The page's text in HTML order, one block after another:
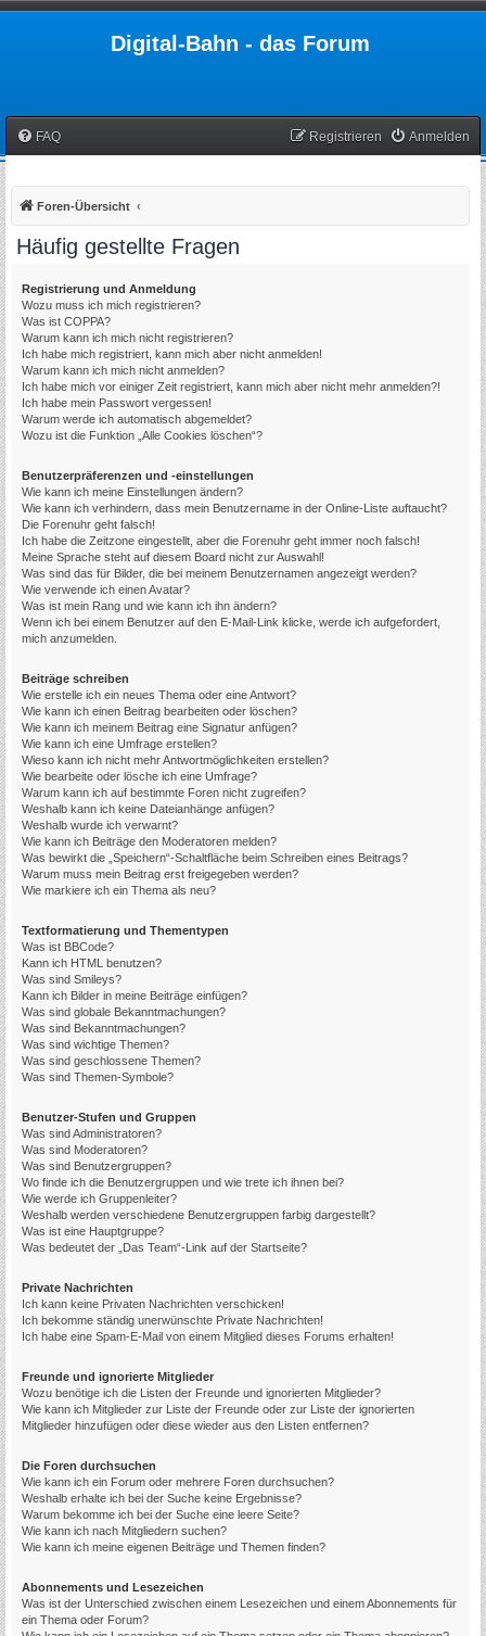
Digital-Bahn - das Forum
FAQ Anmelden
Registrieren
Foren-Übersicht
Häufig gestellte Fragen
Registrierung und Anmeldung
Wozu muss ich mich registrieren?
Was ist COPPA?
Warum kann ich mich nicht registrieren?
Ich habe mich registriert, kann mich aber nicht anmelden!
Warum kann ich mich nicht anmelden?
Ich habe mich vor einiger Zeit registriert, kann mich aber nicht mehr anmelden?!
Ich habe mein Passwort vergessen!
Warum werde ich automatisch abgemeldet?
Wozu ist die Funktion „Alle Cookies löschen“?
Benutzerpräferenzen und -einstellungen
Wie kann ich meine Einstellungen ändern?
Wie kann ich verhindern, dass mein Benutzername in der Online-Liste auftaucht?
Die Forenuhr geht falsch!
Ich habe die Zeitzone eingestellt, aber die Forenuhr geht immer noch falsch!
Meine Sprache steht auf diesem Board nicht zur Auswahl!
Was sind das für Bilder, die bei meinem Benutzernamen angezeigt werden?
Wie verwende ich einen Avatar?
Was ist mein Rang und wie kann ich ihn ändern?
Wenn ich bei einem Benutzer auf den E-Mail-Link klicke, werde ich aufgefordert,
mich anzumelden.
Beiträge schreiben
Wie erstelle ich ein neues Thema oder eine Antwort?
Wie kann ich einen Beitrag bearbeiten oder löschen?
Wie kann ich meinem Beitrag eine Signatur anfügen?
Wie kann ich eine Umfrage erstellen?
Wieso kann ich nicht mehr Antwortmöglichkeiten erstellen?
Wie bearbeite oder lösche ich eine Umfrage?
Warum kann ich auf bestimmte Foren nicht zugreifen?
Weshalb kann ich keine Dateianhänge anfügen?
Weshalb wurde ich verwarnt?
Wie kann ich Beiträge den Moderatoren melden?
Was bewirkt die „Speichern“-Schaltfläche beim Schreiben eines Beitrags?
Warum muss mein Beitrag erst freigegeben werden?
Wie markiere ich ein Thema als neu?
Textformatierung und Thementypen
Was ist BBCode?
Kann ich HTML benutzen?
Was sind Smileys?
Kann ich Bilder in meine Beiträge einfügen?
Was sind globale Bekanntmachungen?
Was sind Bekanntmachungen?
Was sind wichtige Themen?
Was sind geschlossene Themen?
Was sind Themen-Symbole?
Benutzer-Stufen und Gruppen
Was sind Administratoren?
Was sind Moderatoren?
Was sind Benutzergruppen?
Wo finde ich die Benutzergruppen und wie trete ich ihnen bei?
Wie werde ich Gruppenleiter?
Weshalb werden verschiedene Benutzergruppen farbig dargestellt?
Was ist eine Hauptgruppe?
Was bedeutet der „Das Team“-Link auf der Startseite?
Private Nachrichten
Ich kann keine Privaten Nachrichten verschicken!
Ich bekomme ständig unerwünschte Private Nachrichten!
Ich habe eine Spam-E-Mail von einem Mitglied dieses Forums erhalten!
Freunde und ignorierte Mitglieder
Wozu benötige ich die Listen der Freunde und ignorierten Mitglieder?
Wie kann ich Mitglieder zur Liste der Freunde oder zur Liste der ignorierten
Mitglieder hinzufügen oder diese wieder aus den Listen entfernen?
Die Foren durchsuchen
Wie kann ich ein Forum oder mehrere Foren durchsuchen?
Weshalb erhalte ich bei der Suche keine Ergebnisse?
Warum bekomme ich bei der Suche eine leere Seite?
Wie kann ich nach Mitgliedern suchen?
Wie kann ich meine eigenen Beiträge und Themen finden?
Abonnements und Lesezeichen
Was ist der Unterschied zwischen einem Lesezeichen und einem Abonnements für
ein Thema oder Forum?